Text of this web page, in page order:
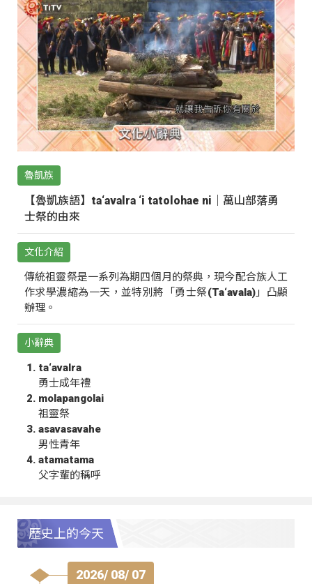
魯凱族
【魯凱族語】ta‘avalra ‘i tatolohae ni｜萬山部落勇
士祭的由來
文化介紹
傳統祖靈祭是一系列為期四個月的祭典，現今配合族人工
作求學濃縮為一天，並特別將「勇士祭(Ta‘avala)」凸顯
辦理。
小辭典
ta‘avalra
勇士成年禮
molapangolai
祖靈祭
asavasavahe
男性青年
atamatama
父字輩的稱呼
歷史上的今天
2026/ 08/ 07